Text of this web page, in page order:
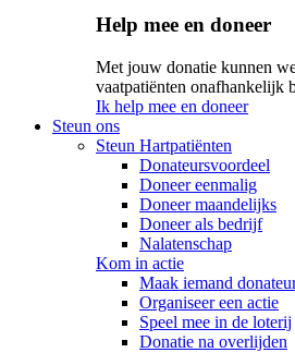
Help mee en doneer
Met jouw donatie kunnen
vaatpatiënten onafhankelijk
Ik help mee en doneer
Steun ons
Steun Hartpatiënten
Donateursvoordeel
Doneer eenmalig
Doneer maandelijks
Doneer als bedrijf
Nalatenschap
Kom in actie
Maak iemand
Organiseer een actie
Speel mee in de loterij
Donatie na overlijden